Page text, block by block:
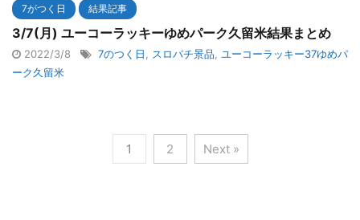
7がつく日 結果記事
3/7(月) ユーコーラッキーゆめパーク久留米結果まとめ
2022/3/8 7のつく日 スロパチ景品
ユーコーラッキー37ゆめパ
ーク久留米
1 2 Next »